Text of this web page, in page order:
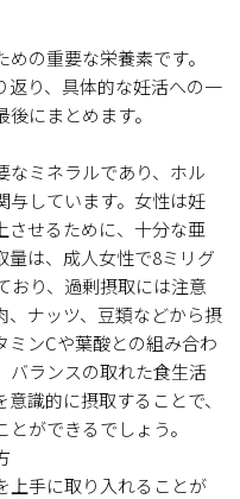
の重要な栄養素です。
返り、具体的な妊活への一
にまとめます。
なミネラルであり、ホル
与しています。女性は妊
させるために、十分な亜
量は、成人女性で8ミリグ
おり、過剰摂取には注意
、ナッツ、豆類などから摂
ンCや葉酸との組み合わ
バランスの取れた食生活
識的に摂取することで、
ができるでしょう。
上手に取り入れることが